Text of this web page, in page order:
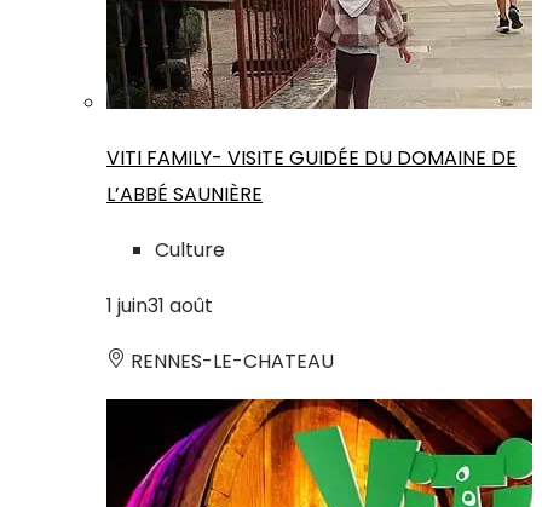
VITI FAMILY- VISITE GUIDÉE DU DOMAINE DE
L’ABBÉ SAUNIÈRE
Culture
1 juin31 août
RENNES-LE-CHATEAU